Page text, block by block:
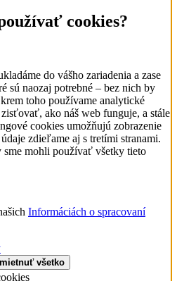
cookies?
do vášho zariadenia a zase
sú naozaj potrebné – bez nich by
toho používame analytické
ako náš web funguje, a stále
cookies umožňujú zobrazenie
zdieľame aj s tretími stranami.
mohli používať všetky tieto
Informáciách o spracovaní
všetko